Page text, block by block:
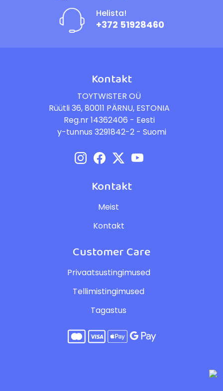
Helista!
+372 51928460
Kontakt
TOYTWISTER OÜ
Rüütli 36, 80011 PÄRNU, ESTONIA
Reg.nr 14362406 - Eesti
y-tunnus 3291842-2 - Suomi
Kontakt
Meist
Kontakt
Customer Care
Privaatsustingimused
Tellimistingimused
Tagastus